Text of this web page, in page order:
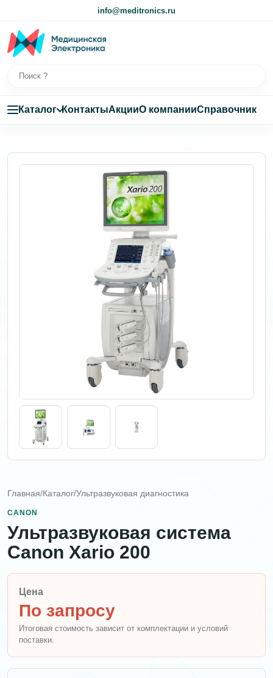
info@meditronics.ru
Каталог КонтактыАкцииО компанииСправочник
Главная/Каталог/Ультразвуковая диагностика
CANON
Ультразвуковая система
Canon Xario 200
Цена
По запросу
Итоговая стоимость зависит от комплектации и условий
поставки.